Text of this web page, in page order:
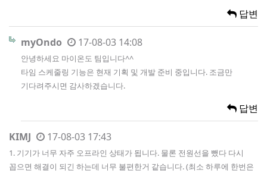
답변
myOndo 17-08-03 14:08
안녕하세요 마이온도 팀입니다^^
타임 스케줄링 기능은 현재 기획 및 개발 준비 중입니다. 조금만
기다려주시면 감사하겠습니다.
답변
KIMJ 17-08-03 17:43
1. 기기가 너무 자주 오프라인 상태가 됩니다. 물론 전원선을 뺐다 다시
꼽으면 해결이 되긴 하는데 너무 불편한거 같습니다. (최소 하루에 한번은